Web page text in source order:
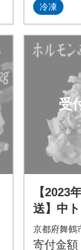
冷凍
受
【2023
送】中
西京味
京都府舞鶴
寄付金額